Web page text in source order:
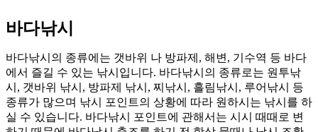
바다낚시
바다낚시의 종류에는 갯바위 나 방파제, 해변, 기수역 등 바다
에서 즐길 수 있는 낚시입니다. 바다낚시의 종류로는 원투낚
시, 갯바위 낚시, 방파제 낚시, 찌낚시, 흘림낚시, 루어낚시 등
종류가 많으며 낚시 포인트의 상황에 따라 원하시는 낚시를 하
실 수 있습니다. 바다낚시 포인트에 관해서는 시시 때때로 변